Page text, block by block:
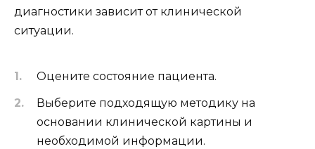
диагностики зависит от клинической
ситуации.
Оцените состояние пациента.
Выберите подходящую методику на
основании клинической картины и
необходимой информации.